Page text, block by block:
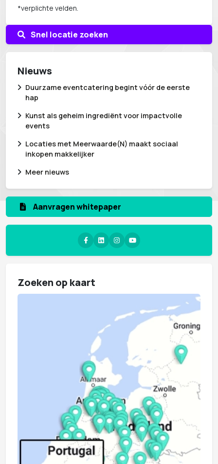
Snel locatie zoeken
Nieuws
Duurzame eventcatering begint vóór de eerste
hap
Kunst als geheim ingrediënt voor impactvolle
events
Locaties met Meerwaarde(N) maakt sociaal
inkopen makkelijker
Meer nieuws
Aanvragen whitepaper
Zoeken op kaart
*verplichte velden.